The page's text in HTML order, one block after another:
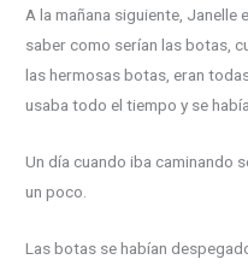
A la mañana siguiente,
saber como serían las botas,
las hermosas botas, eran
usaba todo el tiempo y se
Un día cuando iba caminando
un poco.
Las botas se habían